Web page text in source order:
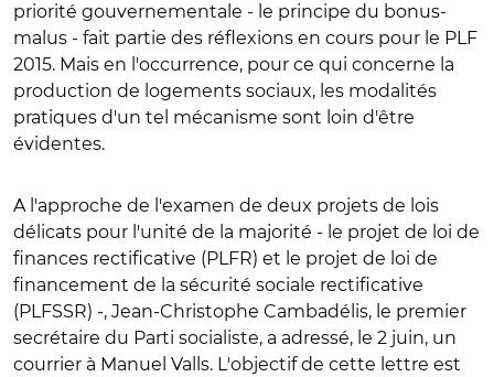
priorité gouvernementale - le principe du bonus-
malus - fait partie des réflexions en cours pour le PLF
2015. Mais en l'occurrence, pour ce qui concerne la
production de logements sociaux, les modalités
pratiques d'un tel mécanisme sont loin d'être
évidentes.
A l'approche de l'examen de deux projets de lois
délicats pour l'unité de la majorité - le projet de loi de
finances rectificative (PLFR) et le projet de loi de
financement de la sécurité sociale rectificative
(PLFSSR) -, Jean-Christophe Cambadélis, le premier
secrétaire du Parti socialiste, a adressé, le 2 juin, un
courrier à Manuel Valls. L'objectif de cette lettre est